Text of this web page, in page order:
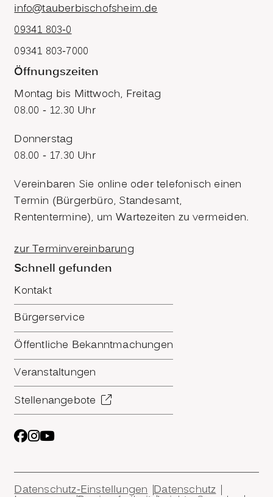
info@tauberbischofsheim.de
09341 803-0
09341 803-7000
Öffnungszeiten
Montag bis Mittwoch, Freitag
08.00 - 12.30 Uhr
Donnerstag
08.00 - 17.30 Uhr
Vereinbaren Sie online oder telefonisch einen
Termin (Bürgerbüro, Standesamt,
Rententermine), um Wartezeiten zu vermeiden.
zur Terminvereinbarung
Schnell gefunden
Kontakt
Bürgerservice
Öffentliche Bekanntmachungen
Veranstaltungen
Stellenangebote
Datenschutz-Einstellungen Datenschutz